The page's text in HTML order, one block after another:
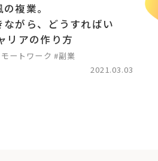
複業。
がら、どうすればい
リアの作り方
ートワーク #副業
2021.03.03